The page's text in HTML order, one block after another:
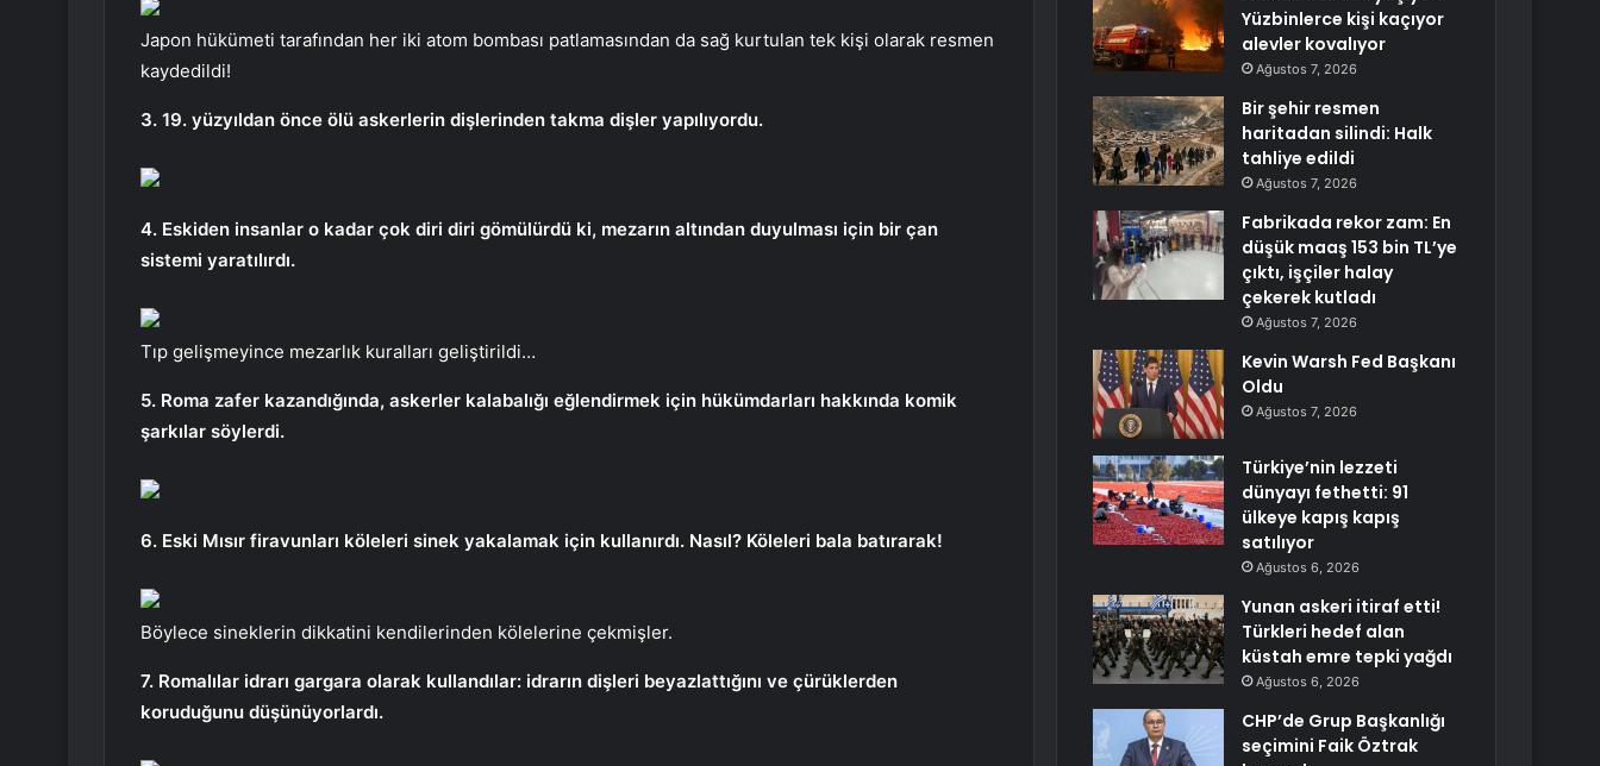
Japon hükümeti tarafından her iki atom bombası patlamasından da sağ kurtulan tek kişi olarak resmen
kaydedildi!
3. 19. yüzyıldan önce ölü askerlerin dişlerinden takma dişler yapılıyordu.
4. Eskiden insanlar o kadar çok diri diri gömülürdü ki, mezarın altından duyulması için bir çan
sistemi yaratılırdı.
Tıp gelişmeyince mezarlık kuralları geliştirildi…
5. Roma zafer kazandığında, askerler kalabalığı eğlendirmek için hükümdarları hakkında komik
şarkılar söylerdi.
6. Eski Mısır firavunları köleleri sinek yakalamak için kullanırdı. Nasıl? Köleleri bala batırarak!
Böylece sineklerin dikkatini kendilerinden kölelerine çekmişler.
7. Romalılar idrarı gargara olarak kullandılar: idrarın dişleri beyazlattığını ve çürüklerden
koruduğunu düşünüyorlardı.
Yüzbinlerce kişi kaçıyor
alevler kovalıyor
Ağustos 7, 2026
Bir şehir resmen
haritadan silindi: Halk
tahliye edildi
Ağustos 7, 2026
Fabrikada rekor zam: En
düşük maaş 153 bin TL’ye
çıktı, işçiler halay
çekerek kutladı
Ağustos 7, 2026
Kevin Warsh Fed Başkanı
Oldu
Ağustos 7, 2026
Türkiye’nin lezzeti
dünyayı fethetti: 91
ülkeye kapış kapış
satılıyor
Ağustos 6, 2026
Yunan askeri itiraf etti!
Türkleri hedef alan
küstah emre tepki yağdı
Ağustos 6, 2026
CHP’de Grup Başkanlığı
seçimini Faik Öztrak